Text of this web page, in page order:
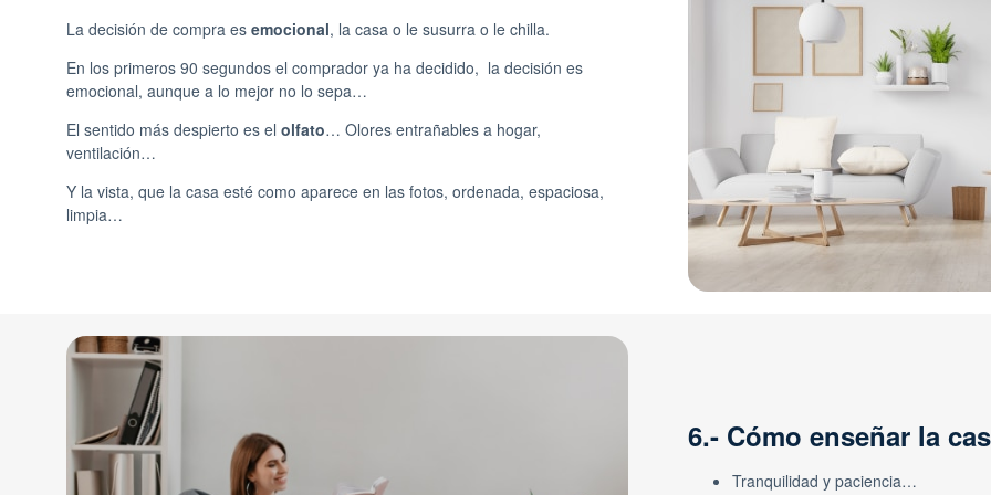
La decisión de compra es emocional, la casa o le susurra o le chilla.
En los primeros 90 segundos el comprador ya ha decidido, la decisión es
emocional, aunque a lo mejor no lo sepa…
El sentido más despierto es el olfato… Olores entrañables a hogar,
ventilación…
Y la vista, que la casa esté como aparece en las fotos, ordenada, espaciosa,
limpia…
6.- Cómo enseñar la
Tranquilidad y paciencia…